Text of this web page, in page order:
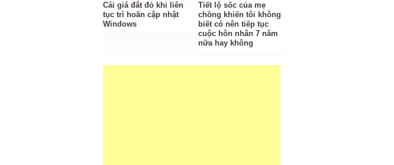
Cái giá đắt đỏ khi liên
tục trì hoãn cập nhật
Windows
Tiết lộ sốc của mẹ
chồng khiến tôi không
biết có nên tiếp tục
cuộc hôn nhân 7 năm
nữa hay không